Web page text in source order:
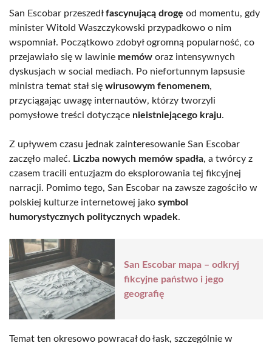
San Escobar przeszedłfascynującą drogę od momentu, gdy
minister Witold Waszczykowski przypadkowo o nim
wspomniał. Początkowo zdobył ogromną popularność, co
przejawiało się w lawinie memów oraz intensywnych
dyskusjach w social mediach. Po niefortunnym lapsusie
ministra temat stał się wirusowym fenomenem,
przyciągając uwagę internautów, którzy tworzyli
pomysłowe treści dotyczące nieistniejącego kraju.
Z upływem czasu jednak zainteresowanie San Escobar
zaczęło maleć. Liczba nowych memów spadła, a twórcy z
czasem tracili entuzjazm do eksplorowania tej fikcyjnej
narracji. Pomimo tego, San Escobar na zawsze zagościło w
polskiej kulturze internetowej jako symbol
humorystycznych politycznych wpadek.
San Escobar mapa – odkryj
fikcyjne państwo i jego
geografię
Temat ten okresowo powracał do łask, szczególnie w